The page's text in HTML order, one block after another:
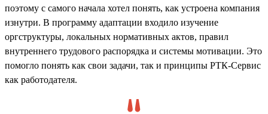
поэтому с самого начала хотел понять, как устроена компания
изнутри. В программу адаптации входило изучение
оргструктуры, локальных нормативных актов, правил
внутреннего трудового распорядка и системы мотивации. Это
помогло понять как свои задачи, так и принципы РТК-Сервис
как работодателя.